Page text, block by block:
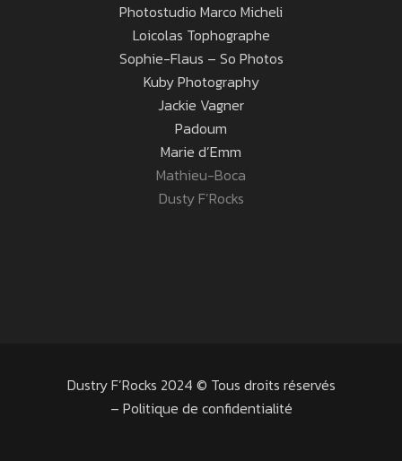
Photostudio Marco Micheli
Loicolas Tophographe
Sophie-Flaus – So Photos
Kuby Photography
Jackie Vagner
Padoum
Marie d’Emm
Mathieu-Boca
Dusty F’Rocks
Dustry F’Rocks 2024 © Tous droits réservés
– Politique de confidentialité